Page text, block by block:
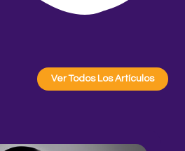
Ver Todos Los Artículos